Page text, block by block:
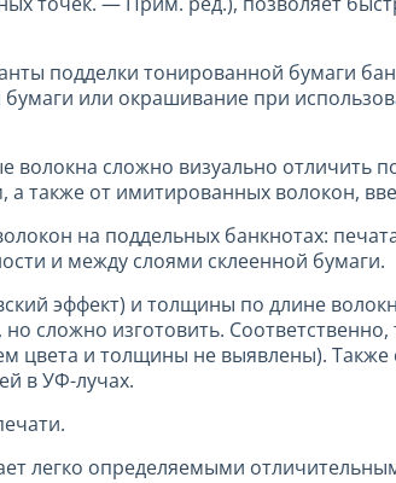
подделки тонированной бумаги
или окрашивание при
сложно визуально отличить
также от имитированных волокон,
на поддельных банкнотах:
и между слоями склеенной бумаги.
эффект) и толщины по длине
сложно изготовить.
цвета и толщины не выявлены).
в УФ-лучах.
легко определяемыми